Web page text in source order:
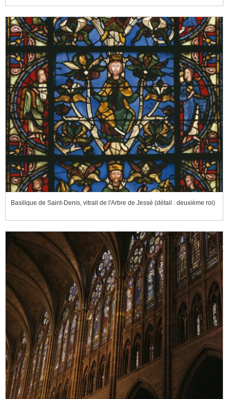
Basilique de Saint-Denis, vitrail de l'Arbre de Jessé (détail : deuxième roi)